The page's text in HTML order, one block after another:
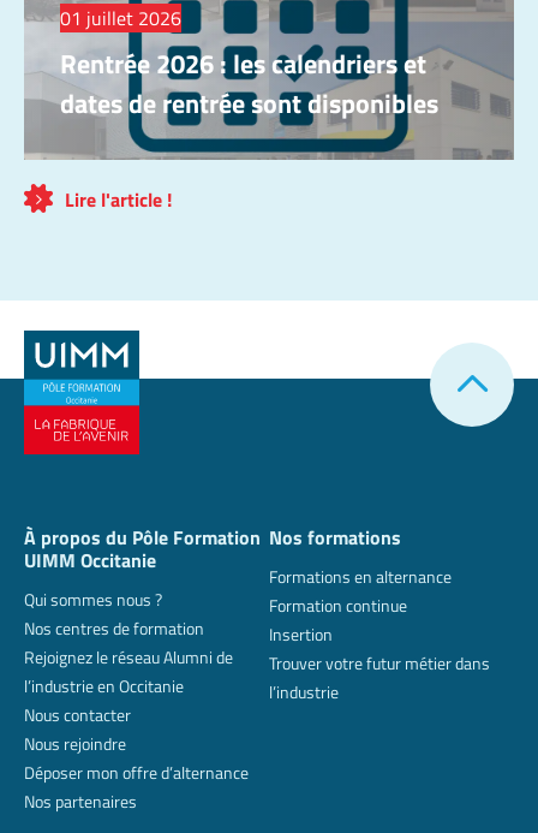
01 juillet 2026
Rentrée 2026 : les calendriers et
dates de rentrée sont disponibles
Lire l'article !
À propos du Pôle Formation
UIMM Occitanie
Qui sommes nous ?
Nos centres de formation
Rejoignez le réseau Alumni de
l’industrie en Occitanie
Nous contacter
Nous rejoindre
Déposer mon offre d’alternance
Nos partenaires
Nos formations
Formations en alternance
Formation continue
Insertion
Trouver votre futur métier dans
l’industrie